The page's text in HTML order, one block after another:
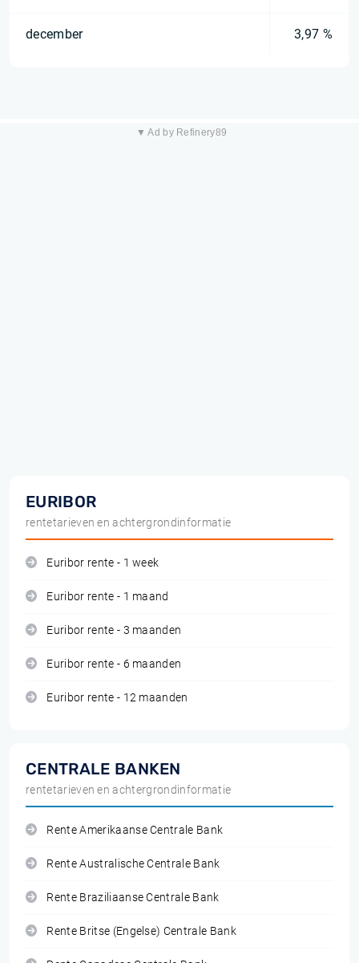
december 3,97 %
▼ Ad by Refinery89
EURIBOR
rentetarieven en achtergrondinformatie
Euribor rente - 1 week
Euribor rente - 1 maand
Euribor rente - 3 maanden
Euribor rente - 6 maanden
Euribor rente - 12 maanden
CENTRALE BANKEN
rentetarieven en achtergrondinformatie
Rente Amerikaanse Centrale Bank
Rente Australische Centrale Bank
Rente Braziliaanse Centrale Bank
Rente Britse (Engelse) Centrale Bank